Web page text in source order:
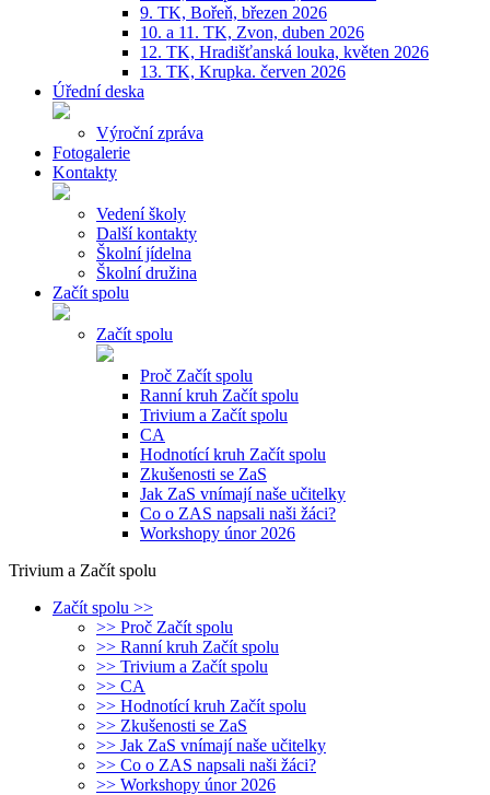
9. TK, Bořeň, březen 2026
10. a 11. TK, Zvon, duben 2026
12. TK, Hradišťanská louka, květen 2026
13. TK, Krupka. červen 2026
Úřední deska
Výroční zpráva
Fotogalerie
Kontakty
Vedení školy
Další kontakty
Školní jídelna
Školní družina
Začít spolu
Začít spolu
Proč Začít spolu
Ranní kruh Začít spolu
Trivium a Začít spolu
CA
Hodnotící kruh Začít spolu
Zkušenosti se ZaS
Jak ZaS vnímají naše učitelky
Co o ZAS napsali naši žáci?
Workshopy únor 2026
Trivium a Začít spolu
Začít spolu >>
>> Proč Začít spolu
>> Ranní kruh Začít spolu
>> Trivium a Začít spolu
>> CA
>> Hodnotící kruh Začít spolu
>> Zkušenosti se ZaS
>> Jak ZaS vnímají naše učitelky
>> Co o ZAS napsali naši žáci?
>> Workshopy únor 2026